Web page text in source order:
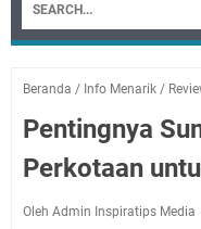
Beranda / Info Menarik /
Pentingnya
Perkotaan
Oleh Admin Inspiratips Media